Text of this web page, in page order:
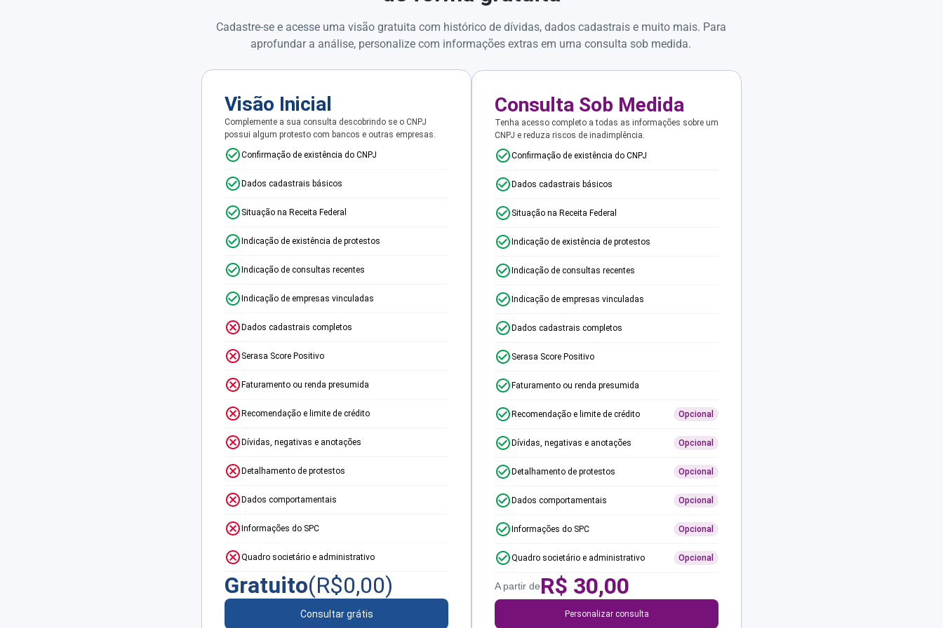
Cadastre-se e acesse uma visão gratuita com histórico de dívidas, dados cadastrais e muito mais. Para
aprofundar a análise, personalize com informações extras em uma consulta sob medida.
Visão Inicial
Complemente a sua consulta descobrindo se o CNPJ
possui algum protesto com bancos e outras empresas.
Confirmação de existência do CNPJ
Dados cadastrais básicos
Situação na Receita Federal
Indicação de existência de protestos
Indicação de consultas recentes
Indicação de empresas vinculadas
Dados cadastrais completos
Serasa Score Positivo
Faturamento ou renda presumida
Recomendação e limite de crédito
Dívidas, negativas e anotações
Detalhamento de protestos
Dados comportamentais
Informações do SPC
Quadro societário e administrativo
Gratuito(R$0,00)
Consultar grátis
Consulta Sob Medida
Tenha acesso completo a todas as informações sobre um
CNPJ e reduza riscos de inadimplência.
Confirmação de existência do CNPJ
Dados cadastrais básicos
Situação na Receita Federal
Indicação de existência de protestos
Indicação de consultas recentes
Indicação de empresas vinculadas
Dados cadastrais completos
Serasa Score Positivo
Faturamento ou renda presumida
Recomendação e limite de crédito Opcional
Dívidas, negativas e anotações Opcional
Detalhamento de protestos Opcional
Dados comportamentais Opcional
Informações do SPC Opcional
Quadro societário e administrativo Opcional
A partir deR$ 30,00
Personalizar consulta